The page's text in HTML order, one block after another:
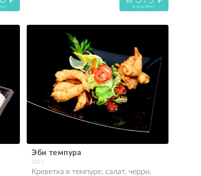
в корзину
Эби темпура
225 г.
Креветка в темпуре, салат, черри,